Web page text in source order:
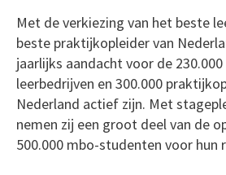
Met de verkiezing van het beste
beste praktijkopleider van
jaarlijks aandacht voor de
leerbedrijven en 300.000
Nederland actief zijn. Met
nemen zij een groot deel van de
500.000 mbo-studenten voor hun